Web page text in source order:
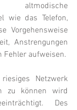
wie das Telefon,
Vorgehensweise
Anstrengungen
Fehler aufweisen.
Netzwerk
zu können wird
Des